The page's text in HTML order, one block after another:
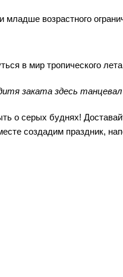
младше возрастного
в мир тропического
заката здесь танцевал
о серых буднях!
создадим праздник,